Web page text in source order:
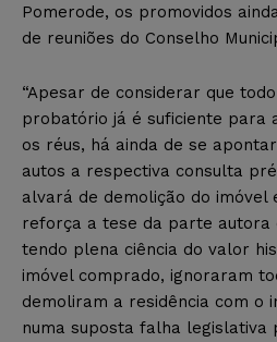
Pomerode, os promovidos
de reuniões do Conselho
“Apesar de considerar que
probatório já é suficiente para
os réus, há ainda de se
autos a respectiva consulta
alvará de demolição do imóvel
reforça a tese da parte autora
tendo plena ciência do valor
imóvel comprado, ignoraram
demoliram a residência com o
numa suposta falha legislativa